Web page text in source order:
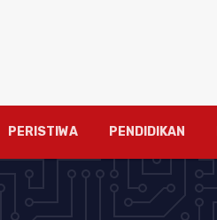
PERISTIWA PENDIDIKAN